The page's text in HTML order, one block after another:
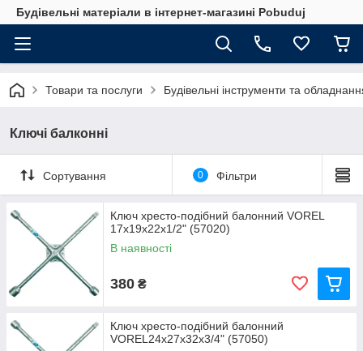
Будівельні матеріали в інтернет-магазині Pobuduj
Товари та послуги Будівельні інструменти та
Ключі балконні
Сортування 0 Фільтри
Ключ хресто-подібний балонний VOREL
17x19x22x1/2" (57020)
В наявності
380 ₴
Ключ хресто-подібний балонний
VOREL24x27x32x3/4" (57050)